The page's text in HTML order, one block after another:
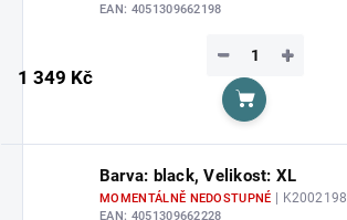
EAN: 4051309662198
1 349 Kč
+
−
Do košíku
Barva: black, Velikost: XL
MOMENTÁLNĚ NEDOSTUPNÉ |
EAN: 4051309662228